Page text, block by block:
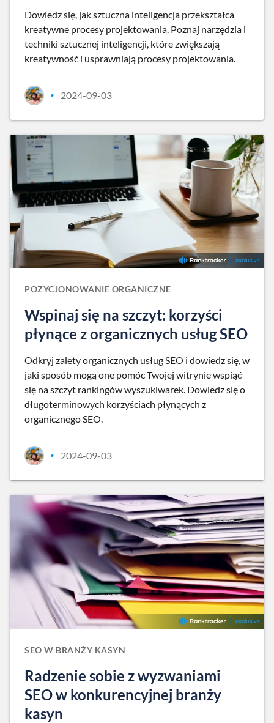
Dowiedz się, jak sztuczna inteligencja przekształca
kreatywne procesy projektowania. Poznaj narzędzia i
techniki sztucznej inteligencji, które zwiększają
kreatywność i usprawniają procesy projektowania.
• 2024-09-03
POZYCJONOWANIE ORGANICZNE
Wspinaj się na szczyt: korzyści
płynące z organicznych usług SEO
Odkryj zalety organicznych usług SEO i dowiedz się, w
jaki sposób mogą one pomóc Twojej witrynie wspiąć
się na szczyt rankingów wyszukiwarek. Dowiedz się o
długoterminowych korzyściach płynących z
organicznego SEO.
• 2024-09-03
SEO W BRANŻY KASYN
Radzenie sobie z wyzwaniami
SEO w konkurencyjnej branży
kasyn